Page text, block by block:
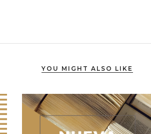
YOU MIGHT ALSO LIKE